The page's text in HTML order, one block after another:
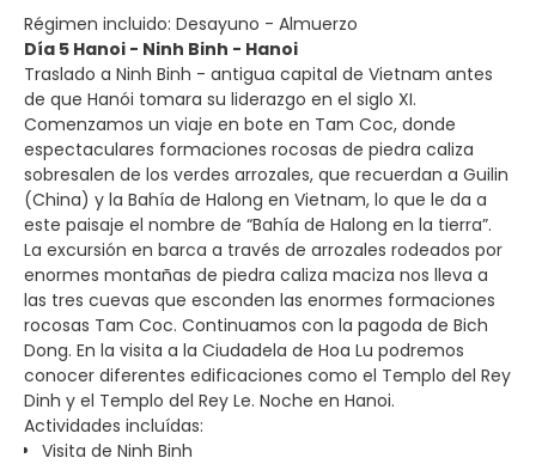
Régimen incluido: Desayuno - Almuerzo
Día 5 Hanoi - Ninh Binh - Hanoi
Traslado a Ninh Binh - antigua capital de Vietnam antes
de que Hanói tomara su liderazgo en el siglo XI.
Comenzamos un viaje en bote en Tam Coc, donde
espectaculares formaciones rocosas de piedra caliza
sobresalen de los verdes arrozales, que recuerdan a Guilin
(China) y la Bahía de Halong en Vietnam, lo que le da a
este paisaje el nombre de “Bahía de Halong en la tierra”.
La excursión en barca a través de arrozales rodeados por
enormes montañas de piedra caliza maciza nos lleva a
las tres cuevas que esconden las enormes formaciones
rocosas Tam Coc. Continuamos con la pagoda de Bich
Dong. En la visita a la Ciudadela de Hoa Lu podremos
conocer diferentes edificaciones como el Templo del Rey
Dinh y el Templo del Rey Le. Noche en Hanoi.
Actividades incluídas:
Visita de Ninh Binh